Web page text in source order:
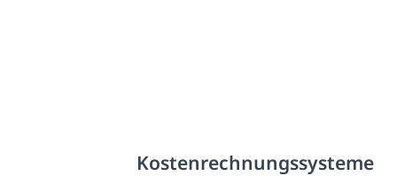
Kostenrechnungssysteme